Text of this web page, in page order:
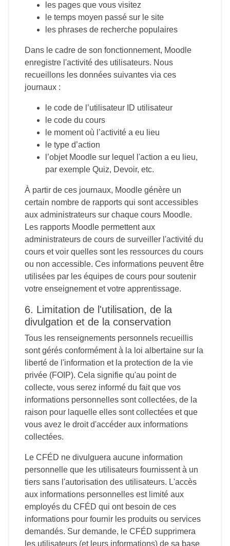
les pages que vous visitez
le temps moyen passé sur le site
les phrases de recherche populaires
Dans le cadre de son fonctionnement, Moodle
enregistre l'activité des utilisateurs. Nous
recueillons les données suivantes via ces
journaux :
le code de l’utilisateur ID utilisateur
le code du cours
le moment où l’activité a eu lieu
le type d’action
l’objet Moodle sur lequel l'action a eu lieu,
par exemple Quiz, Devoir, etc.
À partir de ces journaux, Moodle génère un
certain nombre de rapports qui sont accessibles
aux administrateurs sur chaque cours Moodle.
Les rapports Moodle permettent aux
administrateurs de cours de surveiller l'activité du
cours et voir quelles sont les ressources du cours
ou non accessible. Ces informations peuvent être
utilisées par les équipes de cours pour soutenir
votre enseignement et votre apprentissage.
6. Limitation de l'utilisation, de la
divulgation et de la conservation
Tous les renseignements personnels recueillis
sont gérés conformément à la loi albertaine sur la
liberté de l'information et la protection de la vie
privée (FOIP). Cela signifie qu'au point de
collecte, vous serez informé du fait que vos
informations personnelles sont collectées, de la
raison pour laquelle elles sont collectées et que
vous avez le droit d'accéder aux informations
collectées.
Le CFÉD ne divulguera aucune information
personnelle que les utilisateurs fournissent à un
tiers sans l'autorisation des utilisateurs. L'accès
aux informations personnelles est limité aux
employés du CFÉD qui ont besoin de ces
informations pour fournir les produits ou services
demandés. Sur demande, le CFÉD supprimera
les utilisateurs (et leurs informations) de sa base